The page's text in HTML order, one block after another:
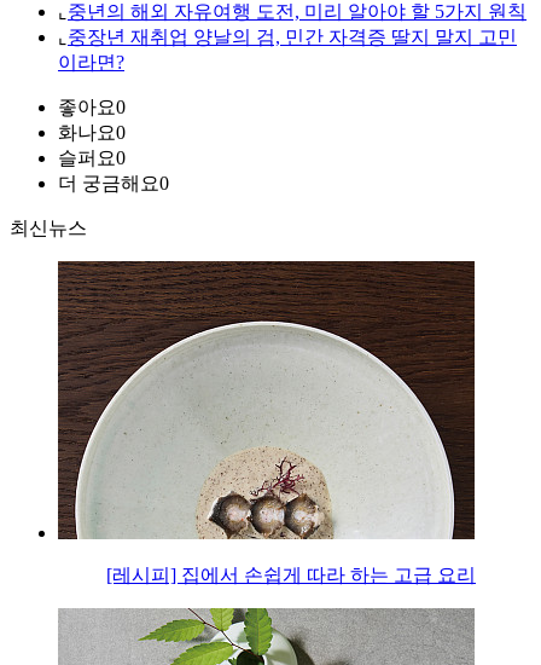
⌞ 중년의 해외 자유여행 도전, 미리 알아야 할 5가지 원칙
⌞ 중장년 재취업 양날의 검, 민간 자격증 딸지 말지 고민
이라면?
좋아요0
화나요0
슬퍼요0
더 궁금해요0
최신뉴스
[레시피] 집에서 손쉽게 따라 하는 고급 요리